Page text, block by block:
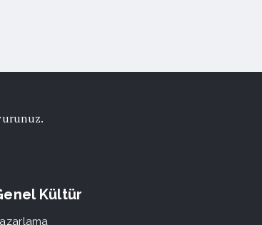
ilk MS Yaşam Merkezi, Bütüncül Bakım
2026
Kültür